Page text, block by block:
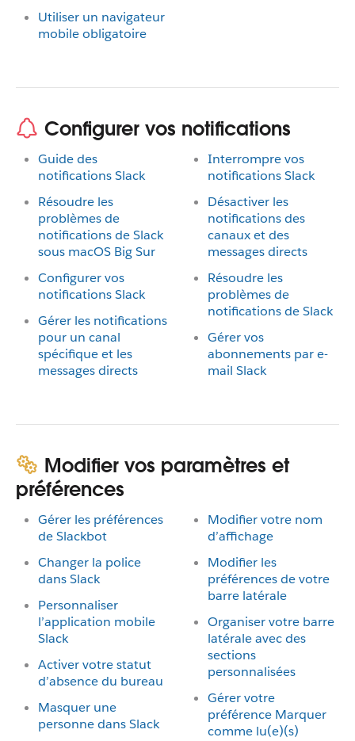
Utiliser un navigateur
mobile obligatoire
Configurer vos notifications
Guide des
notifications Slack
Résoudre les
problèmes de
notifications de Slack
sous macOS Big Sur
Configurer vos
notifications Slack
Gérer les notifications
pour un canal
spécifique et les
messages directs
Interrompre vos
notifications Slack
Désactiver les
notifications des
canaux et des
messages directs
Résoudre les
problèmes de
notifications de Slack
Gérer vos
abonnements par e-
mail Slack
Modifier vos paramètres et
préférences
Gérer les préférences
de Slackbot
Changer la police
dans Slack
Personnaliser
l’application mobile
Slack
Activer votre statut
d’absence du bureau
Masquer une
personne dans Slack
Modifier votre nom
d’affichage
Modifier les
préférences de votre
barre latérale
Organiser votre barre
latérale avec des
sections
personnalisées
Gérer votre
préférence Marquer
comme lu(e)(s)